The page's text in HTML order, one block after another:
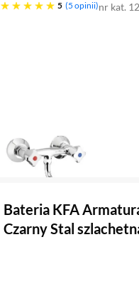
5
pięć gwiazdek 5 opinii nr kat.
Bateria KFA
Czarny Stal